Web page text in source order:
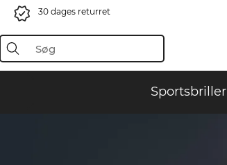
30 dages returret
Sportsbriller